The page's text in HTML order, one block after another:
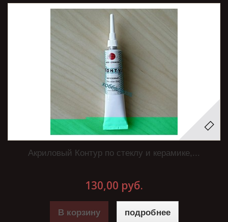
Акриловый Контур по стеклу и керамике,...
130,00 руб.
В корзину подробнее